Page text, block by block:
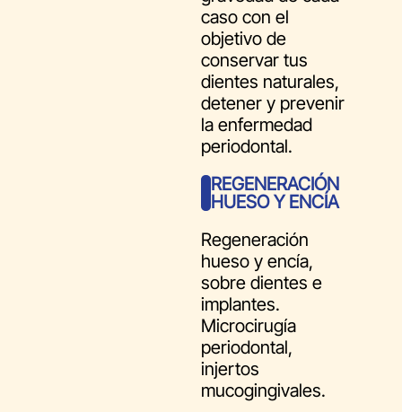
caso con el
objetivo de
conservar tus
dientes naturales,
detener y prevenir
la enfermedad
periodontal.
REGENERACIÓN
HUESO Y ENCÍA
Regeneración
hueso y encía,
sobre dientes e
implantes.
Microcirugía
periodontal,
injertos
mucogingivales.